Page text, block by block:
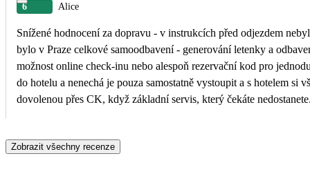
6 Alice
Snížené hodnocení za dopravu - v instrukcích před odjezdem
bylo v Praze celkové samoodbavení - generování letenky a
možnost online check-inu nebo alespoň rezervační kod pro
do hotelu a nenechá je pouza samostatně vystoupit a s hotelem si
dovolenou přes CK, když základní servis, který čekáte
Zobrazit všechny recenze